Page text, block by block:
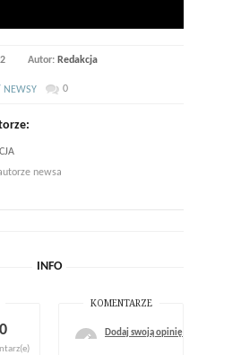
Autor: Redakcja
NEWSY 0
newsa
INFO
0
KOMENTARZE
Dodaj swoją opinię